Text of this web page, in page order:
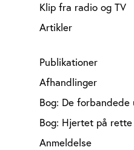
Klip fra radio og TV
Artikler
Publikationer
Afhandlinger
Bog: De forbandede
Bog: Hjertet på
Anmeldelse